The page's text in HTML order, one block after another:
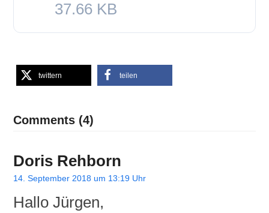
37.66 KB
twittern teilen
Comments (4)
Doris Rehborn
14. September 2018 um 13:19 Uhr
Hallo Jürgen,